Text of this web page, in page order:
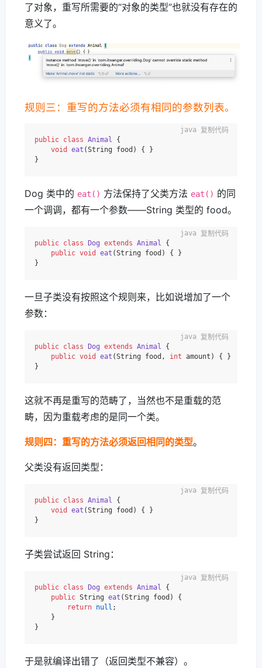
了对象，重写所需要的“对象的类型”也就没有存在的
意义了。
规则三：重写的方法必须有相同的参数列表。
public class Animal {
void
eat (String food)
{ }
复制代码
Dog 类中的 eat() 方法保持了父类方法 eat() 的同
一个调调，都有一个参数——String 类型的 food。
public class Dog extends Animal {
public void eat (String food)
{ }
复制代码
一旦子类没有按照这个规则来，比如说增加了一个
参数：
public class Dog extends Animal {
public void eat (String food, int amount)
{ }
复制代码
这就不再是重写的范畴了，当然也不是重载的范
畴，因为重载考虑的是同一个类。
规则四：重写的方法必须返回相同的类型。
父类没有返回类型：
public class Animal {
void
eat (String food)
{ }
复制代码
子类尝试返回 String：
public class Dog extends Animal {
public String eat (String food)
{
return null ;
    }
复制代码
于是就编译出错了（返回类型不兼容）。